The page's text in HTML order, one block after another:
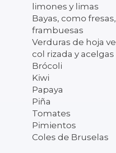
limones y limas
Bayas, como
frambuesas
Verduras de hoja
col rizada y acelgas
Brócoli
Kiwi
Papaya
Piña
Tomates
Pimientos
Coles de Bruselas